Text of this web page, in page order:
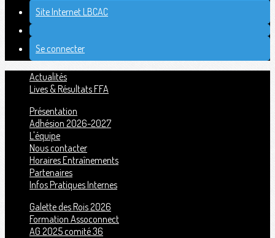
Site Internet LBCAC
Se connecter
Actualités
Lives & Résultats FFA
Présentation
Adhésion 2026-2027
L'équipe
Nous contacter
Horaires Entraînements
Partenaires
Infos Pratiques Internes
Galette des Rois 2026
Formation Assoconnect
AG 2025 comité 36